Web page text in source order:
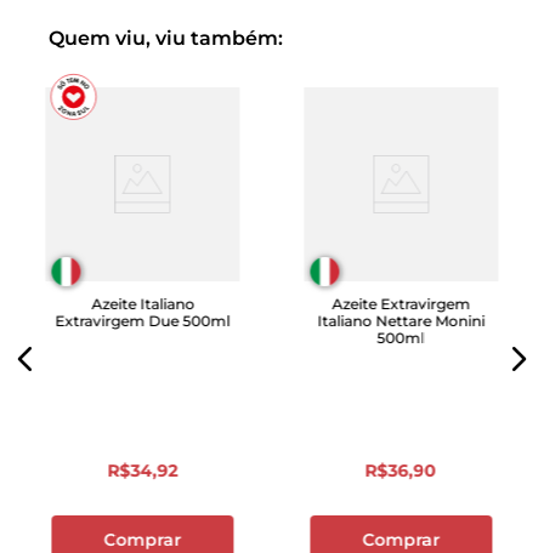
Quem viu, viu também:
Azeite Italiano
Extravirgem Due 500ml
R$34,92
Comprar
Azeite Extravirgem
Italiano Nettare Monini
500ml
R$36,90
Comprar